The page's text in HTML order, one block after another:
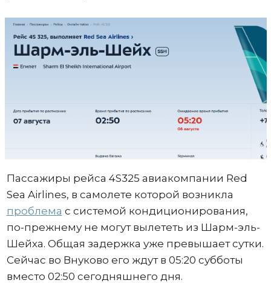
Пассажиры рейса 4S325 авиакомпании Red
Sea Airlines, в самолете которой возникла
проблема с системой кондиционирования,
по-прежнему не могут вылететь из Шарм-эль-
Шейха. Общая задержка уже превышает сутки.
Сейчас во Внуково его ждут в 05:20 субботы
вместо 02:50 сегодняшнего дня.